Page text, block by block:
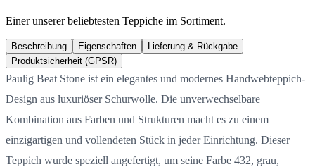
Einer unserer beliebtesten Teppiche im Sortiment.
Beschreibung Eigenschaften
Lieferung & Rückgabe
Produktsicherheit (GPSR)
Paulig Beat Stone ist ein elegantes und modernes Handwebteppich-
Design aus luxuriöser Schurwolle. Die unverwechselbare
Kombination aus Farben und Strukturen macht es zu einem
einzigartigen und vollendeten Stück in jeder Einrichtung. Dieser
Teppich wurde speziell angefertigt, um seine Farbe 432, grau,